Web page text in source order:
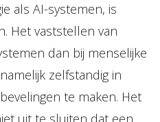
als AI-systemen, is
Het vaststellen van
dan bij menselijke
zelfstandig in
te maken. Het
uit te sluiten dat een